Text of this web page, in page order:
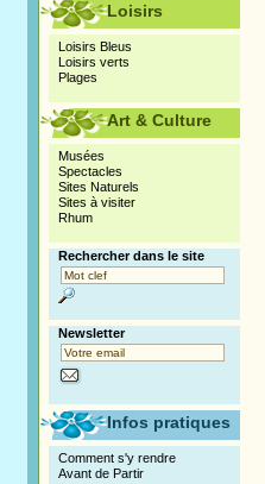
Loisirs
Loisirs Bleus
Loisirs verts
Plages
Art & Culture
Musées
Spectacles
Sites Naturels
Sites à visiter
Rhum
Rechercher dans le site
Newsletter
Infos pratiques
Comment s'y rendre
Avant de Partir